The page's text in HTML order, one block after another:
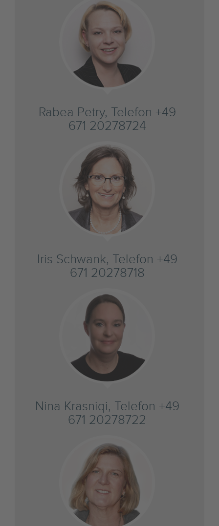
Rabea Petry, Telefon +49
671 20278724
Iris Schwank, Telefon +49
671 20278718
Nina Krasniqi, Telefon +49
671 20278722